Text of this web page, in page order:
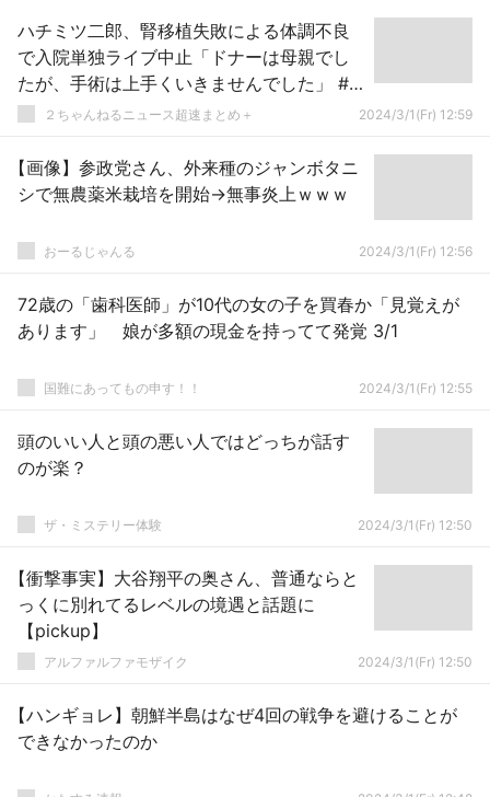
ハチミツ二郎、腎移植失敗による体調不良
で入院単独ライブ中止「ドナーは母親でし
たが、手術は上手くいきませんでした」 #
芸能２ちゃんねるニュース超速まとめ＋ 2024/3/1(Fr) 12:59
【画像】参政党さん、外来種のジャンボタニ
シで無農薬米栽培を開始→無事炎上ｗｗｗ
おーるじゃんる 2024/3/1(Fr) 12:56
72歳の「歯科医師」が10代の女の子を買春か「見覚えが
あります」 娘が多額の現金を持ってて発覚 3/1
国難にあってもの申す！！ 2024/3/1(Fr) 12:55
頭のいい人と頭の悪い人ではどっちが話す
のが楽？
ザ・ミステリー体験 2024/3/1(Fr) 12:50
【衝撃事実】大谷翔平の奥さん、普通ならと
っくに別れてるレベルの境遇と話題に
【pickup】
アルファルファモザイク 2024/3/1(Fr) 12:50
【ハンギョレ】朝鮮半島はなぜ4回の戦争を避けることが
できなかったのか